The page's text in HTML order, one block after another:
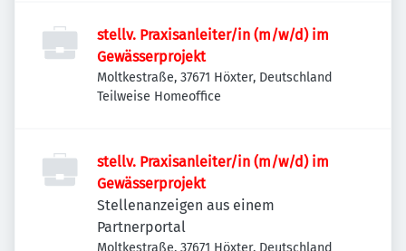
stellv. Praxisanleiter/in (m/w/d) im
Gewässerprojekt
Moltkestraße, 37671 Höxter, Deutschland
Teilweise Homeoffice
stellv. Praxisanleiter/in (m/w/d) im
Gewässerprojekt
Stellenanzeigen aus einem
Partnerportal
Moltkestraße, 37671 Höxter, Deutschland